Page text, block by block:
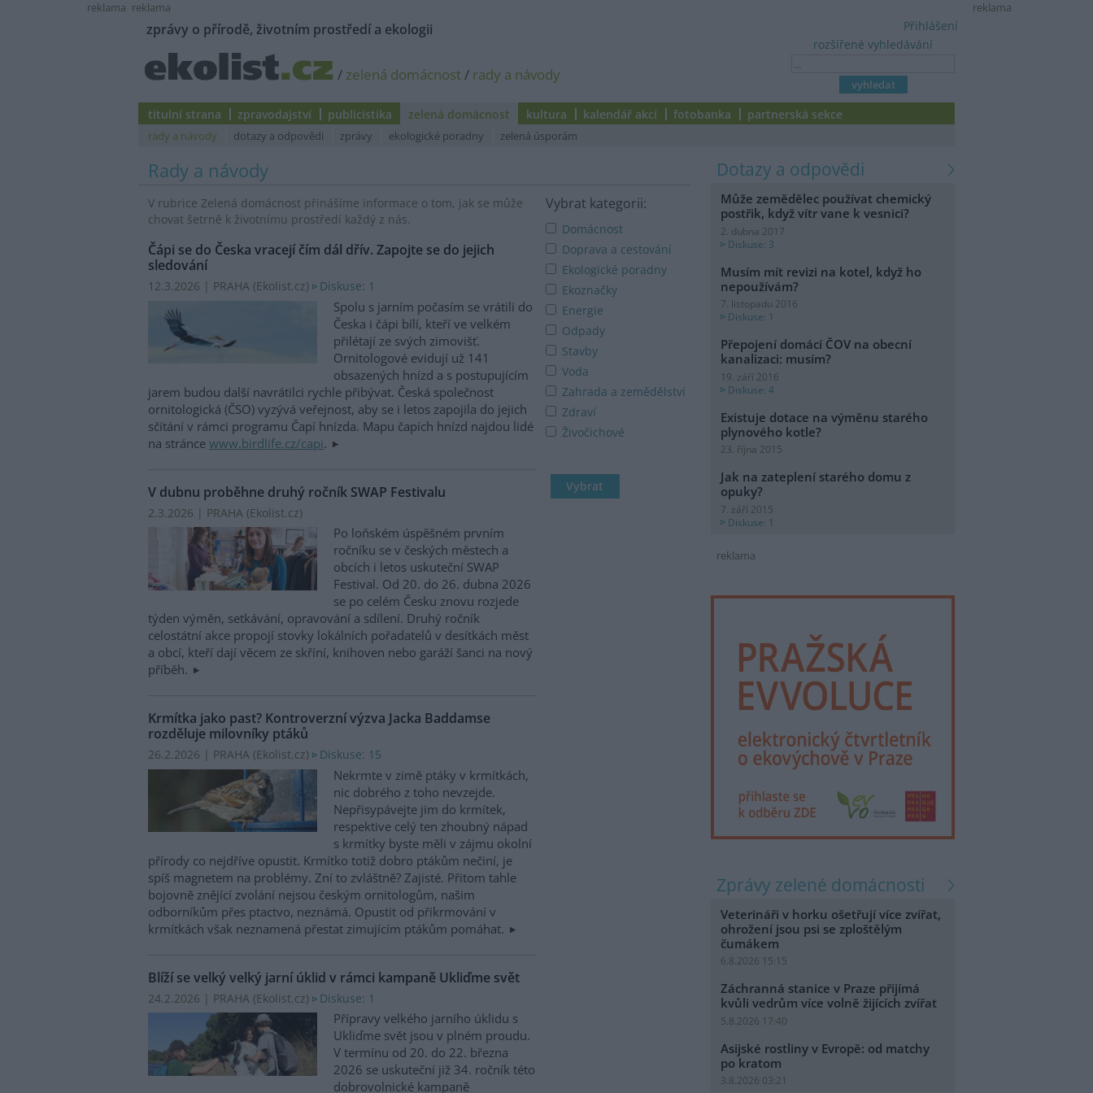
reklama
reklama reklama
zprávy o přírodě, životním prostředí a ekologii
/ zelená domácnost/ rady a návody
rozšířené vyhledávání
Přihlášení
titulní strana zpravodajství publicistika zelená domácnost kultura kalendář akcí fotobanka partnerská sekce
rady a návody dotazy a odpovědi zprávy ekologické poradny zelená úsporám
Rady a návody
Vybrat kategorii:
Domácnost
Doprava a cestování
Ekologické poradny
Ekoznačky
Energie
Odpady
Stavby
Voda
Zahrada a zemědělství
Zdraví
Živočichové
V rubrice Zelená domácnost přinášíme informace o tom, jak se může
chovat šetrně k životnímu prostředí každý z nás.
Čápi se do Česka vracejí čím dál dřív. Zapojte se do jejich
sledování
12.3.2026 | PRAHA (Ekolist.cz) Diskuse: 1
Spolu s jarním počasím se vrátili do
Česka i čápi bílí, kteří ve velkém
přilétají ze svých zimovišť.
Ornitologové evidují už 141
obsazených hnízd a s postupujícím
jarem budou další navrátilci rychle přibývat. Česká společnost
ornitologická (ČSO) vyzývá veřejnost, aby se i letos zapojila do jejich
sčítání v rámci programu Čapí hnízda. Mapu čapích hnízd najdou lidé
na stránce www.birdlife.cz/capi.
V dubnu proběhne druhý ročník SWAP Festivalu
2.3.2026 | PRAHA (Ekolist.cz)
Po loňském úspěšném prvním
ročníku se v českých městech a
obcích i letos uskuteční SWAP
Festival. Od 20. do 26. dubna 2026
se po celém Česku znovu rozjede
týden výměn, setkávání, opravování a sdílení. Druhý ročník
celostátní akce propojí stovky lokálních pořadatelů v desítkách měst
a obcí, kteří dají věcem ze skříní, knihoven nebo garáží šanci na nový
příběh.
Krmítka jako past? Kontroverzní výzva Jacka Baddamse
rozděluje milovníky ptáků
26.2.2026 | PRAHA (Ekolist.cz) Diskuse: 15
Nekrmte v zimě ptáky v krmítkách,
nic dobrého z toho nevzejde.
Nepřisypávejte jim do krmítek,
respektive celý ten zhoubný nápad
s krmítky byste měli v zájmu okolní
přírody co nejdříve opustit. Krmítko totiž dobro ptákům nečiní, je
spíš magnetem na problémy. Zní to zvláštně? Zajisté. Přitom tahle
bojovně znějící zvolání nejsou českým ornitologům, našim
odborníkům přes ptactvo, neznámá. Opustit od přikrmování v
krmítkách však neznamená přestat zimujícím ptákům pomáhat.
Blíží se velký velký jarní úklid v rámci kampaně Ukliďme svět
24.2.2026 | PRAHA (Ekolist.cz) Diskuse: 1
Přípravy velkého jarního úklidu s
Ukliďme svět jsou v plném proudu.
V termínu od 20. do 22. března
2026 se uskuteční již 34. ročník této
dobrovolnické kampaně
dotazy a odpovědi
Může zemědělec používat chemický
postřik, když vítr vane k vesnici?
2. dubna 2017
Diskuse: 3
Musím mít revizi na kotel, když ho
nepoužívám?
7. listopadu 2016
Diskuse: 1
Přepojení domácí ČOV na obecní
kanalizaci: musím?
19. září 2016
Diskuse: 4
Existuje dotace na výměnu starého
plynového kotle?
23. října 2015
Jak na zateplení starého domu z
opuky?
7. září 2015
Diskuse: 1
reklama
zprávy zelené domácnosti
Veterináři v horku ošetřují více zvířat,
ohrožení jsou psi se zploštělým
čumákem
6.8.2026 15:15
Záchranná stanice v Praze přijímá
kvůli vedrům více volně žijících zvířat
5.8.2026 17:40
Asijské rostliny v Evropě: od matchy
po kratom
3.8.2026 03:21